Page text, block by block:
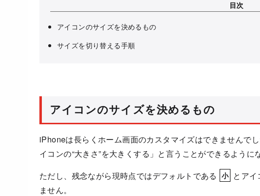
目次
アイコンのサイズを決めるもの
サイズを切り替える手順
アイコンのサイズを決めるもの
iPhoneは長らくホーム画面のカスタマイズはできませんで
イコンの“大きさ”を大きくする」と言うことができるように
ただし、残念ながら現時点ではデフォルトである 小 とア
ません。